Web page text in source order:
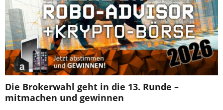
Die Brokerwahl geht in die 13. Runde –
mitmachen und gewinnen